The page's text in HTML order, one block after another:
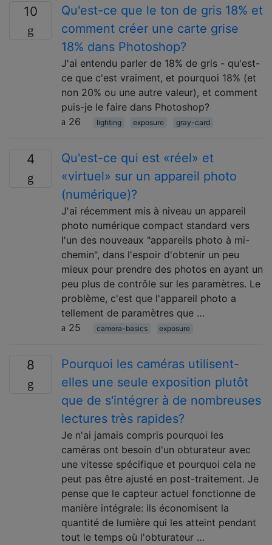
10
Qu'est-ce que le ton de gris 18% et
comment créer une carte grise
18% dans Photoshop?
J'ai entendu parler de 18% de gris - qu'est-
ce que c'est vraiment, et pourquoi 18% (et
non 20% ou une autre valeur), et comment
puis-je le faire dans Photoshop?
26
lighting exposure gray-card
4
Qu'est-ce qui est «réel» et
«virtuel» sur un appareil photo
(numérique)?
J'ai récemment mis à niveau un appareil
photo numérique compact standard vers
l'un des nouveaux "appareils photo à mi-
chemin", dans l'espoir d'obtenir un peu
mieux pour prendre des photos en ayant un
peu plus de contrôle sur les paramètres. Le
problème, c'est que l'appareil photo a
tellement de paramètres que …
25
camera-basics exposure
8
Pourquoi les caméras utilisent-
elles une seule exposition plutôt
que de s'intégrer à de nombreuses
lectures très rapides?
Je n'ai jamais compris pourquoi les
caméras ont besoin d'un obturateur avec
une vitesse spécifique et pourquoi cela ne
peut pas être ajusté en post-traitement. Je
pense que le capteur actuel fonctionne de
manière intégrale: ils économisent la
quantité de lumière qui les atteint pendant
tout le temps où l'obturateur …